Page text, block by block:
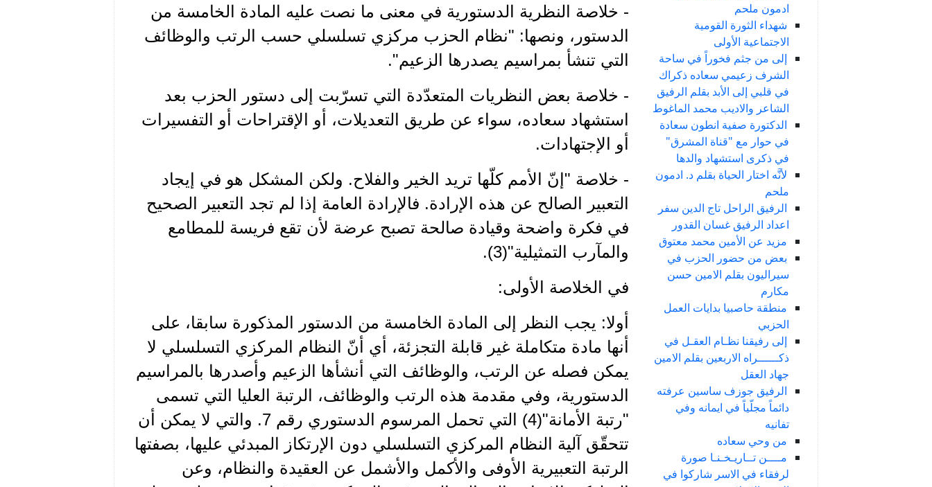
ادمون ملحم
شهداء الثورة القومية
الاجتماعية الأولى
إلى من جثم فخوراً في ساحة
الشرف زعيمي سعاده ذكراك
في قلبي إلى الأبد بقلم الرفيق
الشاعر والاديب محمد الماغوط
الدكتورة صفية انطون سعادة
في حوار مع "قناة المشرق"
في ذكرى استشهاد والدها
لأنَّه اختار الحياة بقلم د. ادمون
ملحم
الرفيق الراحل تاج الدين سفر
اعداد الرفيق غسان القدور
مزيد عن الأمين محمد معتوق
بعض من حضور الحزب في
سيراليون بقلم الامين حسن
مكارم
منطقة حاصبيا بدايات العمل
الحزبي
إلى رفيقنا نظـام العقـل في
ذكــــــراه الاربعين بقلم الامين
جهاد العقل
الرفيق جوزف ساسين عرفته
دائماً مجلّياً في ايمانه وفي
تفانيه
من وحي سعاده
مــــن تــاريـخـنـا صورة
لرفقاء في الاسر شاركوا في
- خلاصة النظرية الدستورية في معنى ما نصت عليه المادة الخامسة من
الدستور، ونصها: "نظام الحزب مركزي تسلسلي حسب الرتب والوظائف
التي تنشأ بمراسيم يصدرها الزعيم".
- خلاصة بعض النظريات المتعدّدة التي تسرّبت إلى دستور الحزب بعد
استشهاد سعاده، سواء عن طريق التعديلات، أو الإقتراحات أو التفسيرات
أو الإجتهادات.
- خلاصة "إنّ الأمم كلّها تريد الخير والفلاح. ولكن المشكل هو في إيجاد
التعبير الصالح عن هذه الإرادة. فالإرادة العامة إذا لم تجد التعبير الصحيح
في فكرة واضحة وقيادة صالحة تصبح عرضة لأن تقع فريسة للمطامع
والمآرب التمثيلية"(3).
في الخلاصة الأولى:
أولا: يجب النظر إلى المادة الخامسة من الدستور المذكورة سابقا، على
أنها مادة متكاملة غير قابلة التجزئة، أي أنّ النظام المركزي التسلسلي لا
يمكن فصله عن الرتب، والوظائف التي أنشأها الزعيم وأصدرها بالمراسيم
الدستورية، وفي مقدمة هذه الرتب والوظائف، الرتبة العليا التي تسمى
"رتبة الأمانة"(4) التي تحمل المرسوم الدستوري رقم 7. والتي لا يمكن أن
تتحقّق آلية النظام المركزي التسلسلي دون الإرتكاز المبدئي عليها، بصفتها
الرتبة التعبيرية الأوفى والأكمل والأشمل عن العقيدة والنظام، وعن